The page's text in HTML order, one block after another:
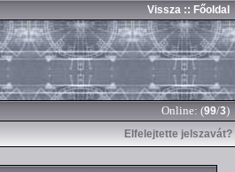
Vissza :: Főoldal
Online: (99/3)
Elfelejtette jelszavát?